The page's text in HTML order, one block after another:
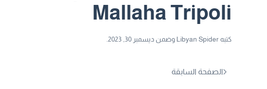
Mallaha Tripoli
كتبهLibyan Spider وضمن ديسمبر 30, 2023
الصفحة السابقة